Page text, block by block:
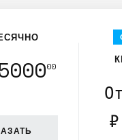
00
₽